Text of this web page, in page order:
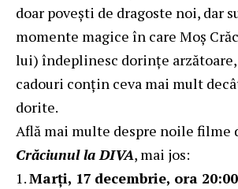
doar povești de dragoste noi, dar
momente magice în care Moș
lui) îndeplinesc dorințe
cadouri conțin ceva mai mult
dorite.
Află mai multe despre noile filme
Crăciunul la DIVA, mai jos:
Marți, 17 decembrie, ora 20:00